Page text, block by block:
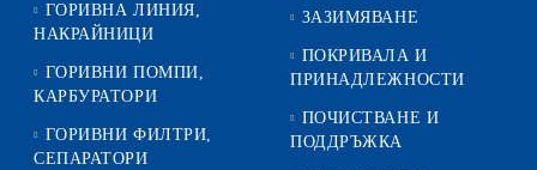
ГОРИВНА ЛИНИЯ,
НАКРАЙНИЦИ
ГОРИВНИ ПОМПИ,
КАРБУРАТОРИ
ГОРИВНИ ФИЛТРИ,
СЕПАРАТОРИ
ЗАЗИМЯВАНЕ
ПОКРИВАЛА И
ПРИНАДЛЕЖНОСТИ
ПОЧИСТВАНЕ И
ПОДДРЪЖКА